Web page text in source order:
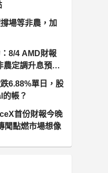
場等非農，加
8/4 AMD財報
農定調升息預
位最佳？
6.88%單日，股
帳？
首份財報今晚
聞點燃市場想像